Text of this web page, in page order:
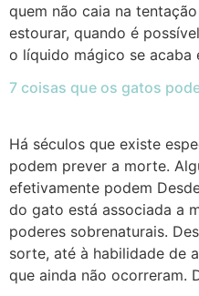
quem não caia na
estourar, quando é
o líquido mágico se acaba
7 coisas que os gatos
Há séculos que existe
podem prever a morte.
efetivamente podem
do gato está associada a
poderes sobrenaturais.
sorte, até à habilidade de
que ainda não ocorreram.